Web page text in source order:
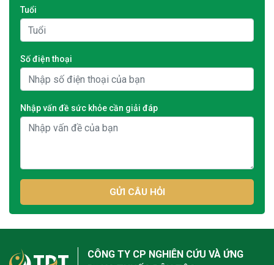
Tuổi
Số điện thoại
Nhập vấn đề sức khỏe cần giải đáp
GỬI CÂU HỎI
CÔNG TY CP NGHIÊN CỨU VÀ ỨNG